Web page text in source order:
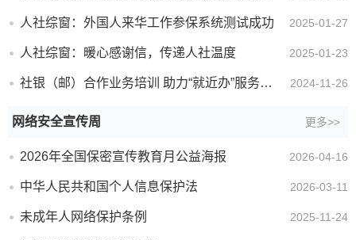
人社综窗：外国人来华工作参保系统测试成功 2025-01-27
人社综窗：暖心感谢信，传递人社温度 2025-01-23
社银（邮）合作业务培训 助力“就近办”服务跑出加速度 2024-11-26
网络安全宣传周 更多>>
2026年全国保密宣传教育月公益海报 2026-04-16
中华人民共和国个人信息保护法 2026-03-11
未成年人网络保护条例 2025-11-24